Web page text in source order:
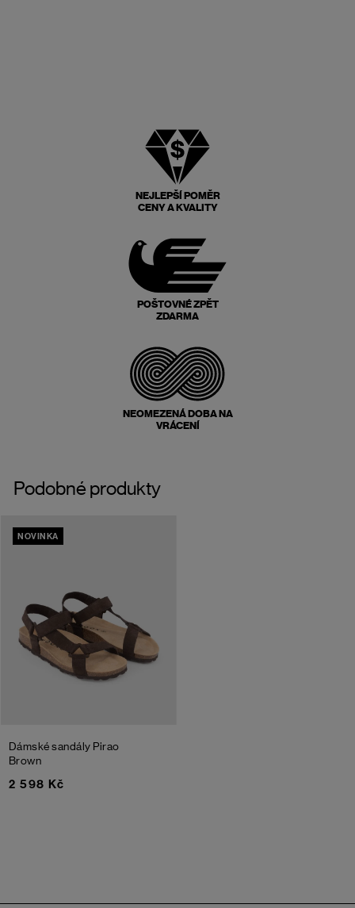
NEJLEPŠÍ POMĚR
CENY A KVALITY
POŠTOVNÉ ZPĚT
ZDARMA
NEOMEZENÁ DOBA NA
VRÁCENÍ
Podobné produkty
NOVINKA
Dámské sandály Pirao
Brown
2 598 Kč